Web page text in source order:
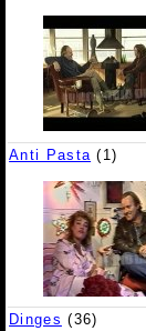
Anti Pasta (1)
Dinges (36)